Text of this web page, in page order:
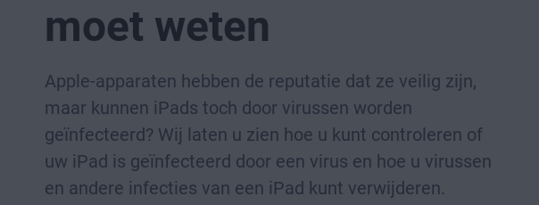
moet weten
Apple-apparaten hebben de reputatie dat ze veilig zijn,
maar kunnen iPads toch door virussen worden
geïnfecteerd? Wij laten u zien hoe u kunt controleren of
uw iPad is geïnfecteerd door een virus en hoe u virussen
en andere infecties van een iPad kunt verwijderen.